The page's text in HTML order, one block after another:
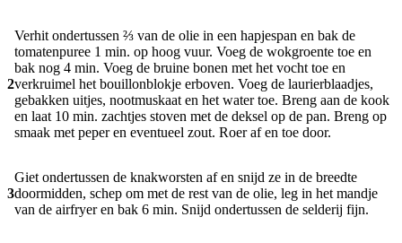
2
Verhit ondertussen ⅔ van de olie in een hapjespan en bak de
tomatenpuree 1 min. op hoog vuur. Voeg de wokgroente toe en
bak nog 4 min. Voeg de bruine bonen met het vocht toe en
verkruimel het bouillonblokje erboven. Voeg de laurierblaadjes,
gebakken uitjes, nootmuskaat en het water toe. Breng aan de kook
en laat 10 min. zachtjes stoven met de deksel op de pan. Breng op
smaak met peper en eventueel zout. Roer af en toe door.
3
Giet ondertussen de knakworsten af en snijd ze in de breedte
doormidden, schep om met de rest van de olie, leg in het mandje
van de airfryer en bak 6 min. Snijd ondertussen de selderij fijn.